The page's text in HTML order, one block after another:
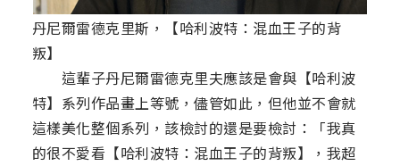
丹尼爾雷德克里斯，【哈利波特：混血王子的背
叛】
這輩子丹尼爾雷德克里夫應該是會與【哈利波
特】系列作品畫上等號，儘管如此，但他並不會就
這樣美化整個系列，該檢討的還是要檢討：「我真
的很不愛看【哈利波特：混血王子的背叛】，我超